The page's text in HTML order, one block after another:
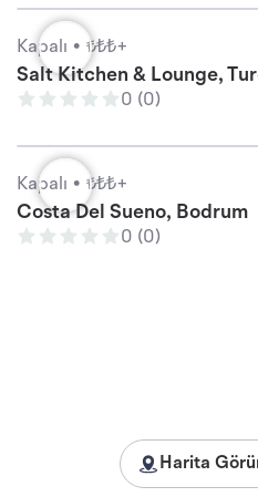
Kapalı • ₺₺₺+
Salt Kitchen & Lounge,
0 (0)
Kapalı • ₺₺₺+
Costa Del Sueno, Bodrum
0 (0)
Harita